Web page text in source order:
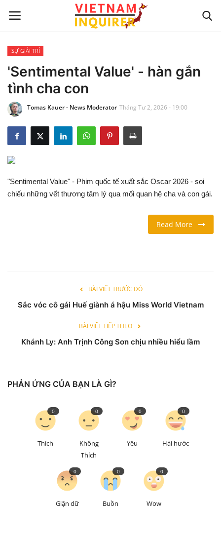
Trang chủ
Liên hệ
TIN TỨC THẾ GIỚI
CẬP NHẬT
CÔNG NGHỆ
English Vietnamese
SỰ GIẢI TRÍ
'Sentimental Value' - hàn gắn
tình cha con
Tomas Kauer - News Moderator Tháng Tư 2, 2026 - 19:00
"Sentimental Value" - Phim quốc tế xuất sắc Oscar 2026 - soi
chiếu những vết thương tâm lý qua mối quan hệ cha và con gái.
Read More
BÀI VIẾT TRƯỚC ĐÓ
Sắc vóc cô gái Huế giành á hậu Miss World Vietnam
BÀI VIẾT TIẾP THEO
Khánh Ly: Anh Trịnh Công Sơn chịu nhiều hiểu lầm
PHẢN ỨNG CỦA BẠN LÀ GÌ?
Thích
0
Không
Thích
0
Yêu
0
Hài hước
0
Giận dữ
0
Buồn
0
Wow
0